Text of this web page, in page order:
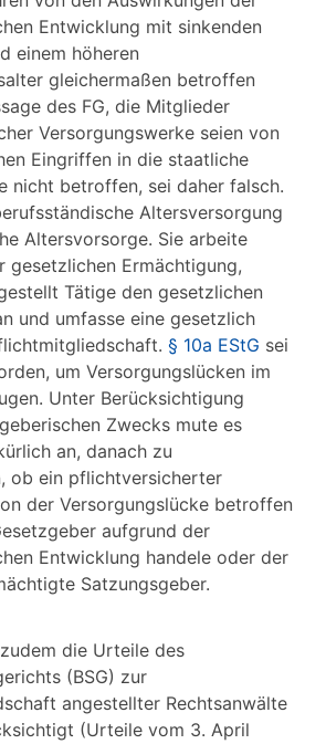
Entwicklung mit sinkenden
einem höheren
gleichermaßen betroffen
des FG, die Mitglieder
Versorgungswerke seien von
Eingriffen in die staatliche
nicht betroffen, sei daher falsch.
Altersversorgung
Altersvorsorge. Sie arbeite
gesetzlichen Ermächtigung,
Tätige den gesetzlichen
und umfasse eine gesetzlich
§ 10a EStG sei
um Versorgungslücken im
Unter Berücksichtigung
Zwecks mute es
an, danach zu
ob ein pflichtversicherter
der Versorgungslücke betroffen
aufgrund der
Entwicklung handele oder der
Satzungsgeber.
die Urteile des
(BSG) zur
angestellter Rechtsanwälte
(Urteile vom 3. April